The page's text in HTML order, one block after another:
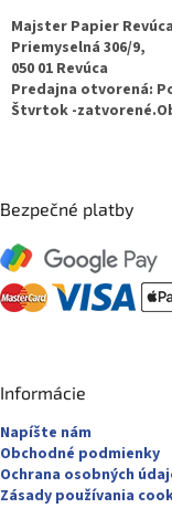
Majster Papier
Priemyselná 306/9,
050 01 Revúca
Predajna otvorená:
Štvrtok -
Bezpečné platby
Informácie
Napíšte nám
Obchodné podmienky
Ochrana osobných
Zásady používania